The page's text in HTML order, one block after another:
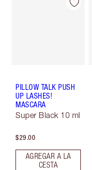
PILLOW TALK PUSH
UP LASHES!
MASCARA
Super Black 10 ml
$29.00
AGREGAR A LA
CESTA